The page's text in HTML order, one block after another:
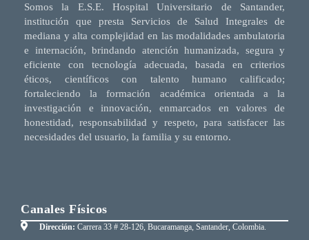
Somos la E.S.E. Hospital Universitario de Santander,
institución que presta Servicios de Salud Integrales de
mediana y alta complejidad en las modalidades ambulatoria
e internación, brindando atención humanizada, segura y
eficiente con tecnología adecuada, basada en criterios
éticos, científicos con talento humano calificado;
fortaleciendo la formación académica orientada a la
investigación e innovación, enmarcados en valores de
honestidad, responsabilidad y respeto, para satisfacer las
necesidades del usuario, la familia y su entorno.
Canales Físicos
Dirección: Carrera 33 # 28-126, Bucaramanga, Santander, Colombia.